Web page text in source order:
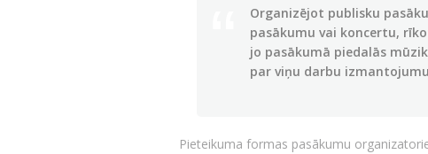
Organizējot publisku
pasākumu vai koncertu,
jo pasākumā piedalās
par viņu darbu
Pieteikuma formas pasākumu